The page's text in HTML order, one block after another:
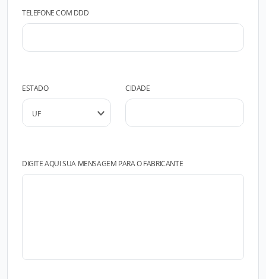
TELEFONE COM DDD
ESTADO CIDADE
DIGITE AQUI SUA MENSAGEM PARA O FABRICANTE